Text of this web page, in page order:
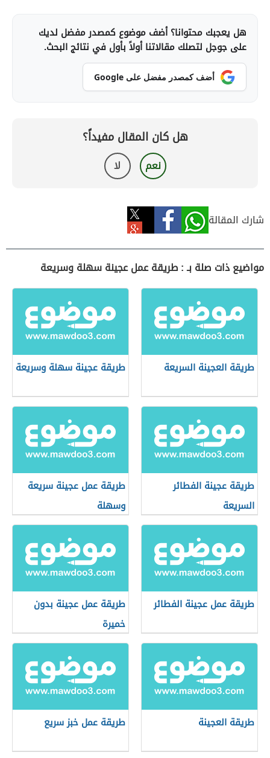
هل يعجبك محتوانا؟ أضف موضوع كمصدر مفضل لديك
على جوجل لتصلك مقالاتنا أولاً بأول في نتائج البحث.
أضف كمصدر مفضل على Google
هل كان المقال مفيداً؟
نعم لا
شارك المقالة
مواضيع ذات صلة بـ : طريقة عمل عجينة سهلة وسريعة
طريقة العجينة السريعة طريقة عجينة سهلة وسريعة
طريقة عجينة الفطائر
السريعة
طريقة عمل عجينة سريعة
وسهلة
طريقة عمل عجينة الفطائر
طريقة عمل عجينة بدون
خميرة
طريقة العجينة طريقة عمل خبز سريع